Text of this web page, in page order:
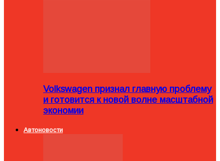
Volkswagen признал главную проблему
и готовится к новой волне масштабной
экономии
Автоновости